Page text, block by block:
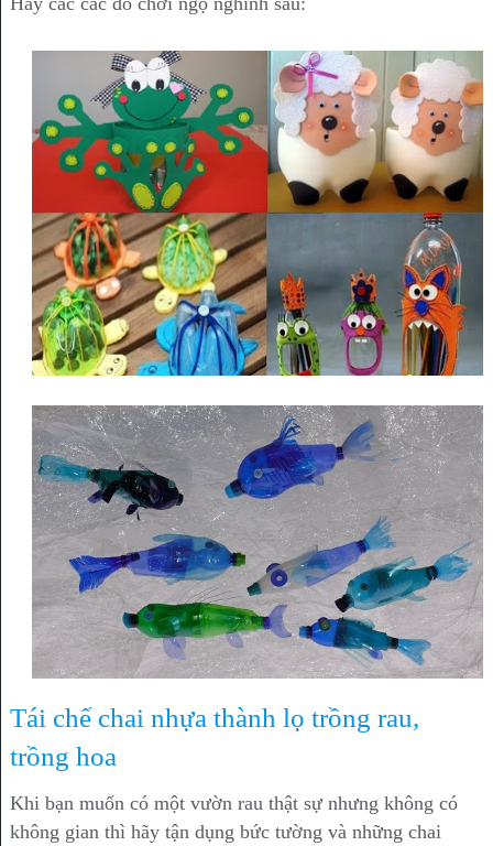
Tái chế chai nhựa thành lọ trồng rau,
trồng hoa
Khi bạn muốn có một vườn rau thật sự nhưng không có
không gian thì hãy tận dụng bức tường và những chai